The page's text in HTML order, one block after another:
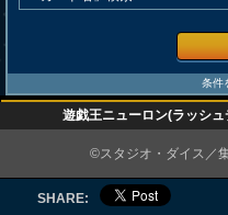
条件
遊戯王ニューロン(ラッシ
©スタジオ・ダイス／
SHARE: